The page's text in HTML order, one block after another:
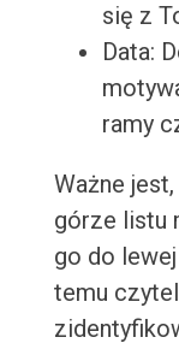
się z
Data:
ramy
Ważne
górze listu
go do
temu